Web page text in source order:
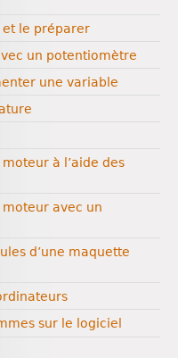
le préparer
un potentiomètre
une variable
à l’aide des
avec un
d’une maquette
sur le logiciel